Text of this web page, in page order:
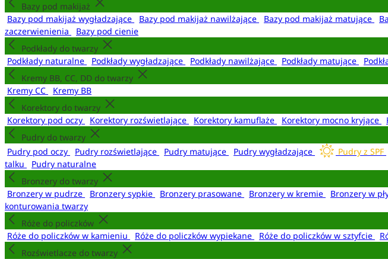
Bazy pod makijaż
Bazy pod makijaż wygładzające
Bazy pod makijaż nawilżające Bazy pod makijaż matujące
zaczerwienienia
Bazy pod cienie
Podkłady do twarzy
Podkłady naturalne
Podkłady wygładzające Podkłady nawilżające Podkłady matujące
Kremy BB, CC, DD do twarzy
Kremy CC
Kremy BB
Korektory do twarzy
Korektory pod oczy
Korektory rozświetlające Korektory kamuflaże Korektory mocno kryjące
Pudry do twarzy
Pudry pod oczy
Pudry rozświetlające Pudry matujące Pudry wygładzające Pudry z SPF
talku
Pudry naturalne
Bronzery do twarzy
Bronzery w pudrze
Bronzery sypkie Bronzery prasowane Bronzery w kremie Bronzery w
konturowania twarzy
Róże do policzków
Róże do policzków w kamieniu
Róże do policzków wypiekane Róże do policzków w sztyfcie
Rozświetlacze do twarzy